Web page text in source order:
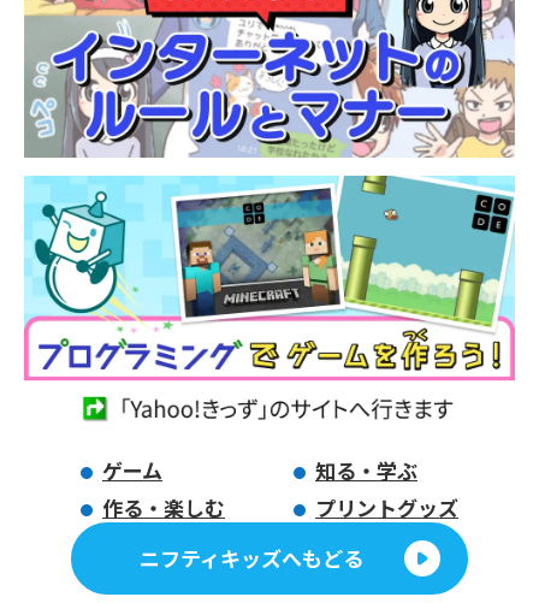
ゲーム
知る・学ぶ
作る・楽しむ
プリントグッズ
ニフティキッズへもどる